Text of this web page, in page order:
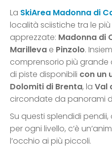
La SkiArea Madonna di
località sciistiche tra le
apprezzate: Madonna di
Marilleva e Pinzolo.
comprensorio più grande
di piste disponibili con un
Dolomiti di Brenta, la Val
circondate da panorami
Su questi splendidi
per ogni livello, c’è
l’occhio ai più piccoli.